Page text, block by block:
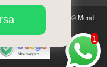
autorais. Copyright© Mend
1